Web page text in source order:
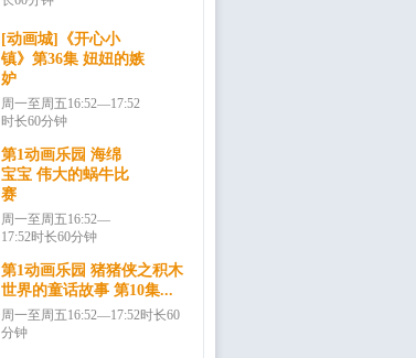
[动画城]《开心小
镇》第36集 妞妞的嫉
妒
周一至周五16:52—17:52
时长60分钟
第1动画乐园 海绵
宝宝 伟大的蜗牛比
赛
周一至周五16:52—
17:52时长60分钟
第1动画乐园 猪猪侠之积木
世界的童话故事 第10集...
周一至周五16:52—17:52时长60
分钟